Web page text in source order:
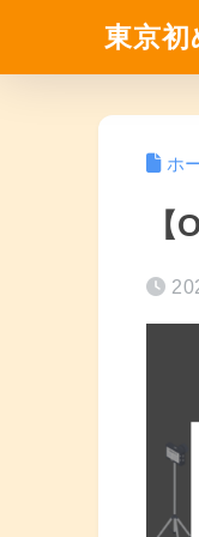
東京
ホ